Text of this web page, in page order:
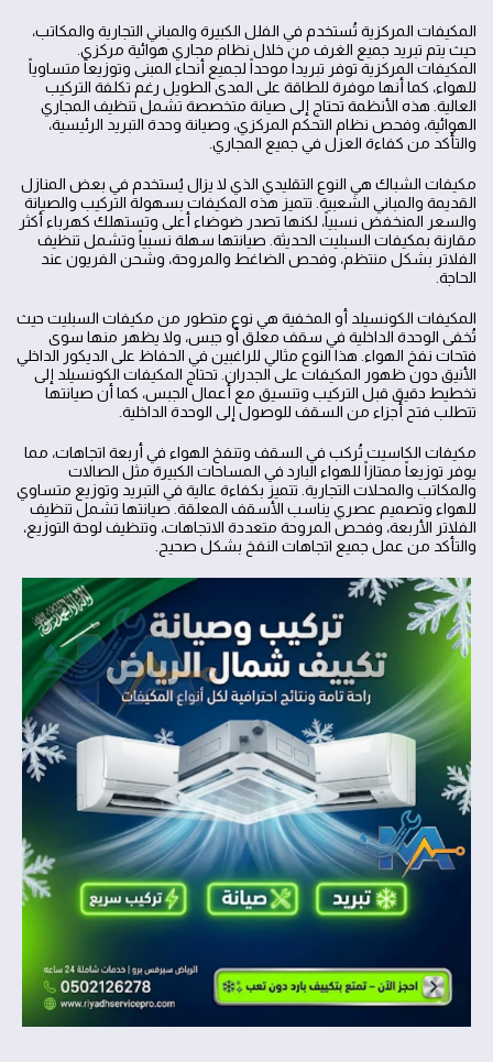
المكيفات المركزية تُستخدم في الفلل الكبيرة والمباني التجارية والمكاتب،
حيث يتم تبريد جميع الغرف من خلال نظام مجاري هوائية مركزي.
المكيفات المركزية توفر تبريداً موحداً لجميع أنحاء المبنى وتوزيعاً متساوياً
للهواء، كما أنها موفرة للطاقة على المدى الطويل رغم تكلفة التركيب
العالية. هذه الأنظمة تحتاج إلى صيانة متخصصة تشمل تنظيف المجاري
الهوائية، وفحص نظام التحكم المركزي، وصيانة وحدة التبريد الرئيسية،
والتأكد من كفاءة العزل في جميع المجاري.
مكيفات الشباك هي النوع التقليدي الذي لا يزال يُستخدم في بعض المنازل
القديمة والمباني الشعبية. تتميز هذه المكيفات بسهولة التركيب والصيانة
والسعر المنخفض نسبياً، لكنها تصدر ضوضاء أعلى وتستهلك كهرباء أكثر
مقارنة بمكيفات السبليت الحديثة. صيانتها سهلة نسبياً وتشمل تنظيف
الفلاتر بشكل منتظم، وفحص الضاغط والمروحة، وشحن الفريون عند
الحاجة.
المكيفات الكونسيلد أو المخفية هي نوع متطور من مكيفات السبليت حيث
تُخفى الوحدة الداخلية في سقف معلق أو جبس، ولا يظهر منها سوى
فتحات نفخ الهواء. هذا النوع مثالي للراغبين في الحفاظ على الديكور الداخلي
الأنيق دون ظهور المكيفات على الجدران. تحتاج المكيفات الكونسيلد إلى
تخطيط دقيق قبل التركيب وتنسيق مع أعمال الجبس، كما أن صيانتها
تتطلب فتح أجزاء من السقف للوصول إلى الوحدة الداخلية.
مكيفات الكاسيت تُركب في السقف وتنفخ الهواء في أربعة اتجاهات، مما
يوفر توزيعاً ممتازاً للهواء البارد في المساحات الكبيرة مثل الصالات
والمكاتب والمحلات التجارية. تتميز بكفاءة عالية في التبريد وتوزيع متساوي
للهواء وتصميم عصري يناسب الأسقف المعلقة. صيانتها تشمل تنظيف
الفلاتر الأربعة، وفحص المروحة متعددة الاتجاهات، وتنظيف لوحة التوزيع،
والتأكد من عمل جميع اتجاهات النفخ بشكل صحيح.